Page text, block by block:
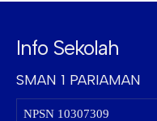
Info Sekolah
SMAN 1 PARIAMAN
NPSN 10307309